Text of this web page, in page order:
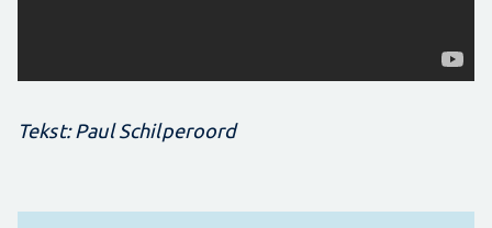
Tekst: Paul Schilperoord